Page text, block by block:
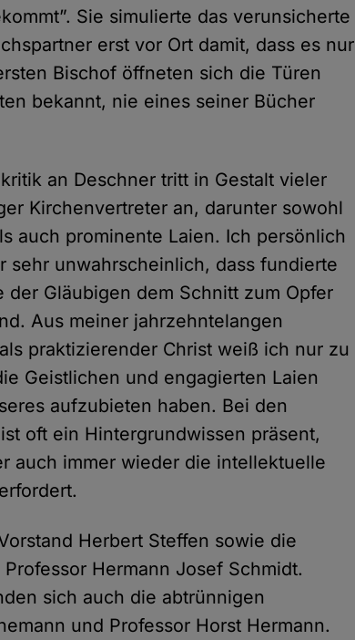
Sie simulierte das verunsicherte
erst vor Ort damit, dass es nur
Bischof öffneten sich die Türen
bekannt, nie eines seiner Bücher
an Deschner tritt in Gestalt vieler
Kirchenvertreter an, darunter sowohl
auch prominente Laien. Ich persönlich
sehr unwahrscheinlich, dass fundierte
der Gläubigen dem Schnitt zum Opfer
Aus meiner jahrzehntelangen
praktizierender Christ weiß ich nur zu
Geistlichen und engagierten Laien
aufzubieten haben. Bei den
oft ein Hintergrundwissen präsent,
auch immer wieder die intellektuelle
Herbert Steffen sowie die
Hermann Josef Schmidt.
sich auch die abtrünnigen
und Professor Horst Hermann.